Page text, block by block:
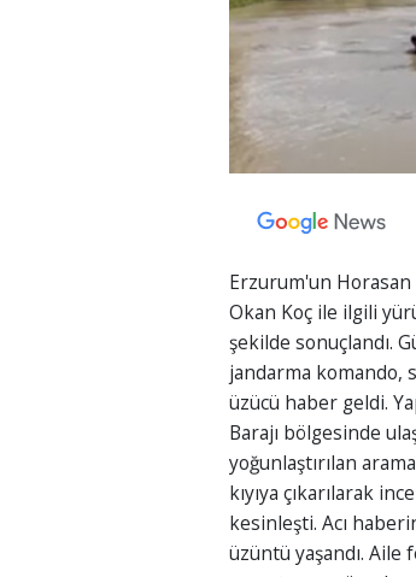
Erzurum'un Horasan
Okan Koç ile ilgili
şekilde sonuçlandı.
jandarma komando,
üzücü haber geldi.
Barajı bölgesinde
yoğunlaştırılan
kıyıya çıkarılarak
kesinleşti. Acı
üzüntü yaşandı. Aile